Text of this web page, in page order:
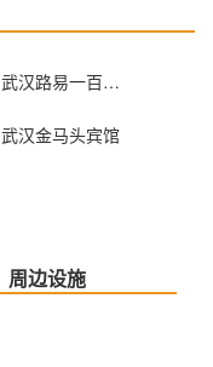
武汉路易一百城市旅店
武汉金马头宾馆
周边设施